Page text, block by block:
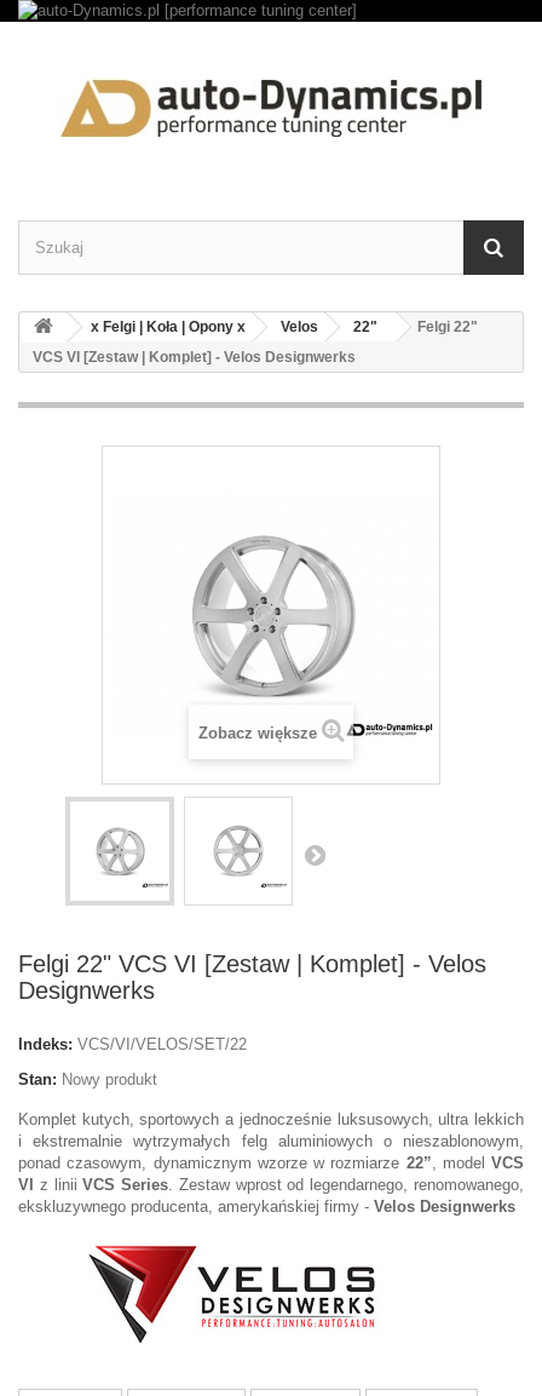
x Felgi | Koła | Opony x Velos 22"
Felgi 22"
VCS VI [Zestaw | Komplet] - Velos Designwerks
Zobacz większe
Felgi 22" VCS VI [Zestaw | Komplet] - Velos
Designwerks
Indeks: VCS/VI/VELOS/SET/22
Stan: Nowy produkt
Komplet kutych, sportowych a jednocześnie luksusowych, ultra lekkich
i ekstremalnie wytrzymałych felg aluminiowych o nieszablonowym,
ponad czasowym, dynamicznym wzorze w rozmiarze 22”, model VCS
VI z liniiVCS Series. Zestaw wprost od legendarnego, renomowanego,
ekskluzywnego producenta, amerykańskiej firmy - Velos Designwerks